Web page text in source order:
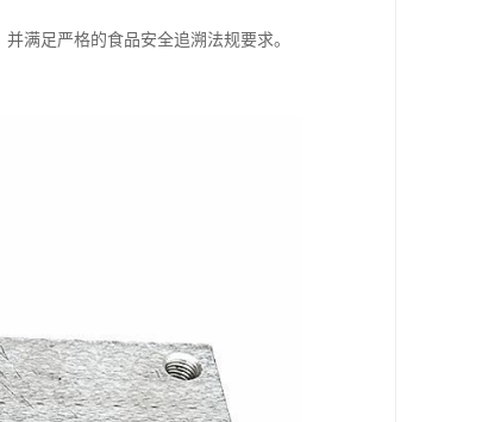
满足严格的食品安全追溯法规要求。